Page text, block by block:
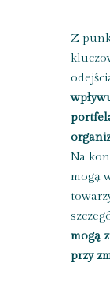
Z
Na
mogą
mogą
przy